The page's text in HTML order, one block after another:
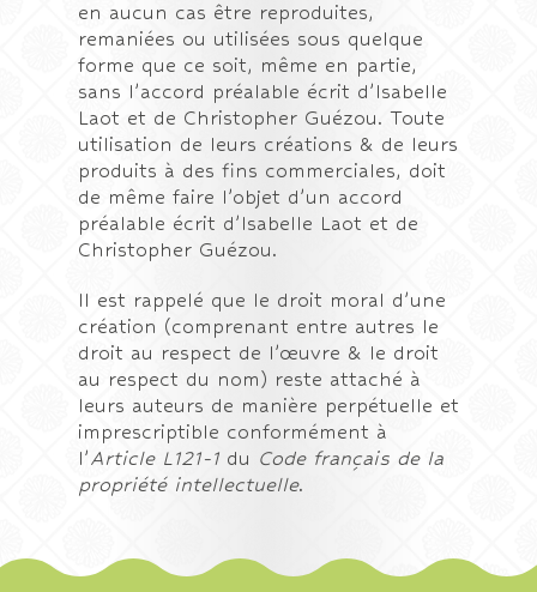
en aucun cas être reproduites,
remaniées ou utilisées sous quelque
forme que ce soit, même en partie,
sans l’accord préalable écrit d’Isabelle
Laot et de Christopher Guézou. Toute
utilisation de leurs créations & de leurs
produits à des fins commerciales, doit
de même faire l’objet d’un accord
préalable écrit d’Isabelle Laot et de
Christopher Guézou.
Il est rappelé que le droit moral d’une
création (comprenant entre autres le
droit au respect de l’œuvre & le droit
au respect du nom) reste attaché à
leurs auteurs de manière perpétuelle et
imprescriptible conformément à
l’Article L121-1 du Code français de la
propriété intellectuelle.